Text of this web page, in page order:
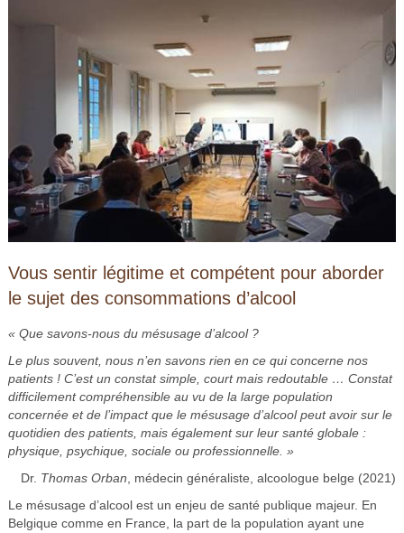
Vous sentir légitime et compétent pour aborder
le sujet des consommations d’alcool
« Que savons-nous du mésusage d’alcool ?
Le plus souvent, nous n’en savons rien en ce qui concerne nos
patients ! C’est un constat simple, court mais redoutable … Constat
difficilement compréhensible au vu de la large population
concernée et de l’impact que le mésusage d’alcool peut avoir sur le
quotidien des patients, mais également sur leur santé globale :
physique, psychique, sociale ou professionnelle. »
Dr. Thomas Orban , médecin généraliste, alcoologue belge (2021)
Le mésusage d’alcool est un enjeu de santé publique majeur. En
Belgique comme en France, la part de la population ayant une